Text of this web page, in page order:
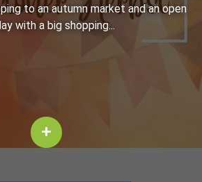
to an au­tumn mar­ket and an open
with a big shop­ping...